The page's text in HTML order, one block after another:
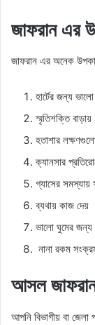
জাফরান এর
জাফরান এর অনেক
হার্টের জন্য ভালো
স্মৃতিশক্তি বাড়ায়
হতাশার
ক্যানসার
গ্যাসের সমস্যায়
ব্যথায় কাজ দেয়
ভালো ঘুমের জন্য
নানা রকম
আসল
আপনি বিভাগীয় বা